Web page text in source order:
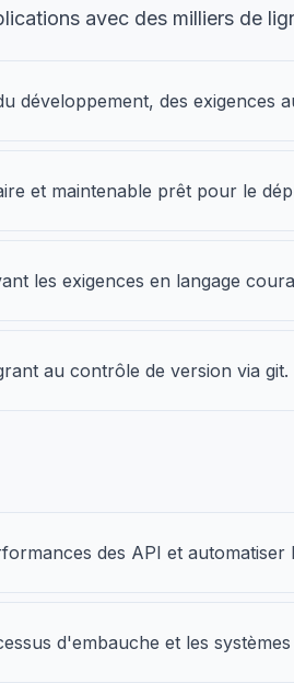
avec des milliers de
développement, des exigences
et maintenable prêt pour le
les exigences en langage
au contrôle de version via git.
des API et
d'embauche et les systèmes